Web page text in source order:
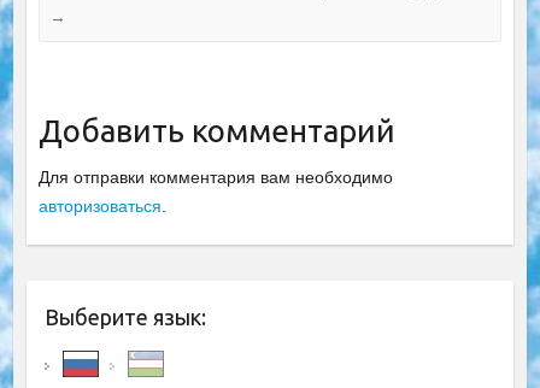
→
Добавить комментарий
Для отправки комментария вам необходимо
авторизоваться.
Выберите язык: